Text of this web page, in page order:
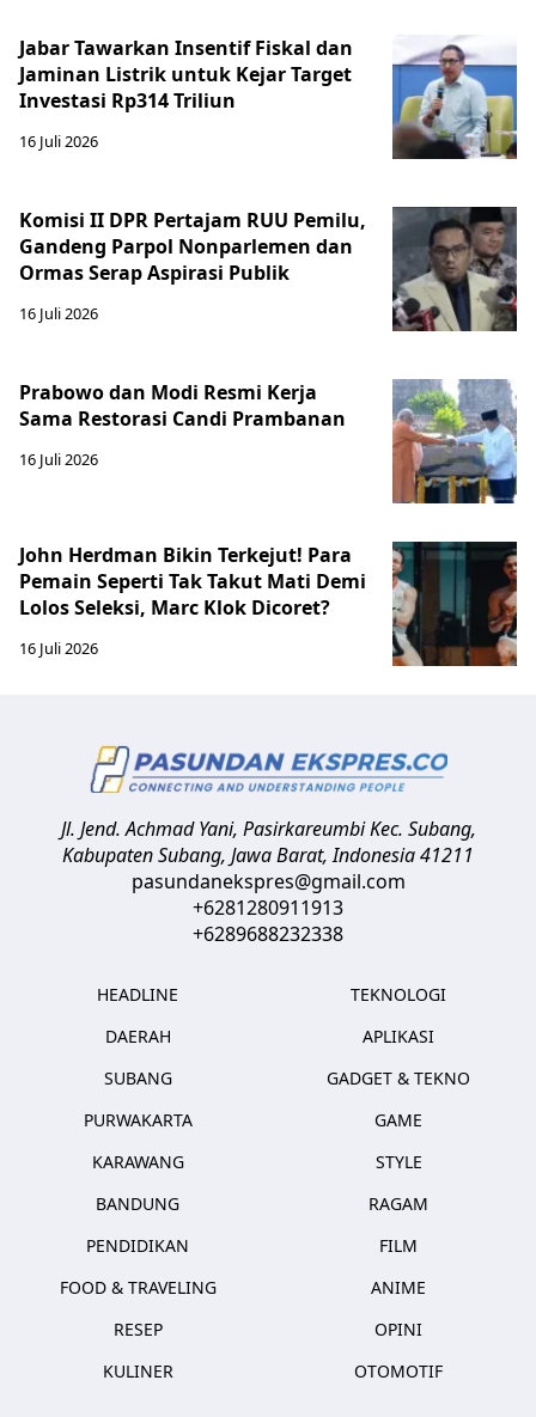
Jabar Tawarkan Insentif Fiskal dan
Jaminan Listrik untuk Kejar Target
Investasi Rp314 Triliun
16 Juli 2026
Komisi II DPR Pertajam RUU Pemilu,
Gandeng Parpol Nonparlemen dan
Ormas Serap Aspirasi Publik
16 Juli 2026
Prabowo dan Modi Resmi Kerja
Sama Restorasi Candi Prambanan
16 Juli 2026
John Herdman Bikin Terkejut! Para
Pemain Seperti Tak Takut Mati Demi
Lolos Seleksi, Marc Klok Dicoret?
16 Juli 2026
Jl. Jend. Achmad Yani, Pasirkareumbi Kec. Subang,
Kabupaten Subang, Jawa Barat,Indonesia41211
pasundanekspres@gmail.com
+6281280911913
+6289688232338
HEADLINE
DAERAH
SUBANG
PURWAKARTA
KARAWANG
BANDUNG
PENDIDIKAN
FOOD & TRAVELING
RESEP
KULINER
TEKNOLOGI
APLIKASI
GADGET & TEKNO
GAME
STYLE
RAGAM
FILM
ANIME
OPINI
OTOMOTIF